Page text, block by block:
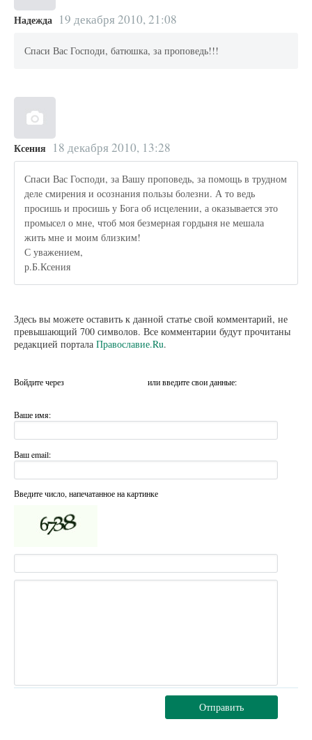
Надежда 19 декабря 2010, 21:08
Спаси Вас Господи, батюшка, за проповедь!!!
Ксения 18 декабря 2010, 13:28
Спаси Вас Господи, за Вашу проповедь, за помощь в трудном
деле смирения и осознания пользы болезни. А то ведь
просишь и просишь у Бога об исцелении, а оказывается это
промысел о мне, чтоб моя безмерная гордыня не мешала
жить мне и моим близким!
С уважением,
р.Б.Ксения
Здесь вы можете оставить к данной статье свой комментарий, не
превышающий 700 символов. Все комментарии будут прочитаны
редакцией портала Православие.Ru.
Войдите через или введите свои данные:
Ваше имя:
Ваш email:
Введите число, напечатанное на картинке
Отправить